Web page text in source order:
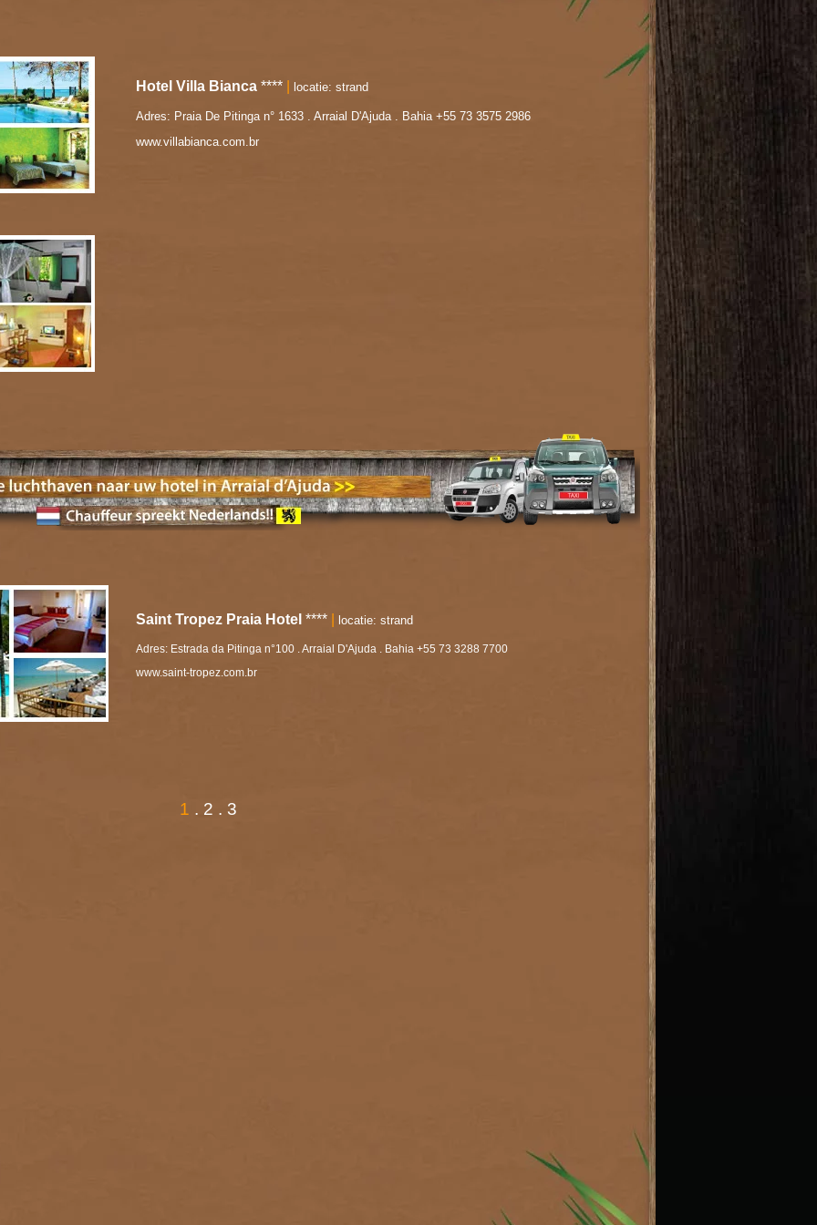
Hotel Villa Bianca **** locatie: strand
Adres: Praia De Pitinga n° 1633 . Arraial D'Ajuda . Bahia +55 73 3575 2986
www.villabianca.com.br
Saint Tropez Praia Hotel **** locatie: strand
Adres: Estrada da Pitinga n°100 . Arraial D'Ajuda . Bahia +55 73 3288 7700
www.saint-tropez.com.br
1 . 2 . 3